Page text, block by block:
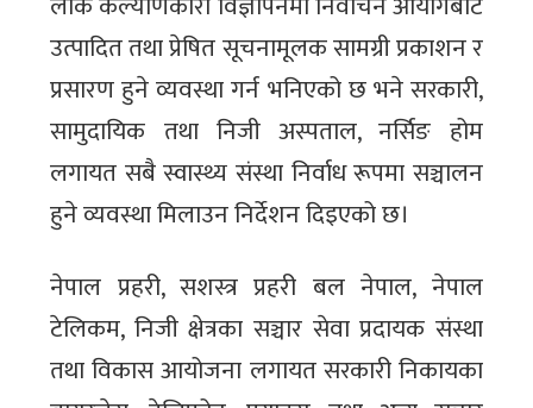
उत्पादित तथा प्रेषित सूचनामूलक सामग्री प्रकाशन र
प्रसारण हुने व्यवस्था गर्न भनिएको छ भने सरकारी,
सामुदायिक तथा निजी अस्पताल, नर्सिङ होम
लगायत सबै स्वास्थ्य संस्था निर्वाध रूपमा सञ्चालन
हुने व्यवस्था मिलाउन निर्देशन दिइएको छ।
नेपाल प्रहरी, सशस्त्र प्रहरी बल नेपाल, नेपाल
टेलिकम, निजी क्षेत्रका सञ्चार सेवा प्रदायक संस्था
तथा विकास आयोजना लगायत सरकारी निकायका